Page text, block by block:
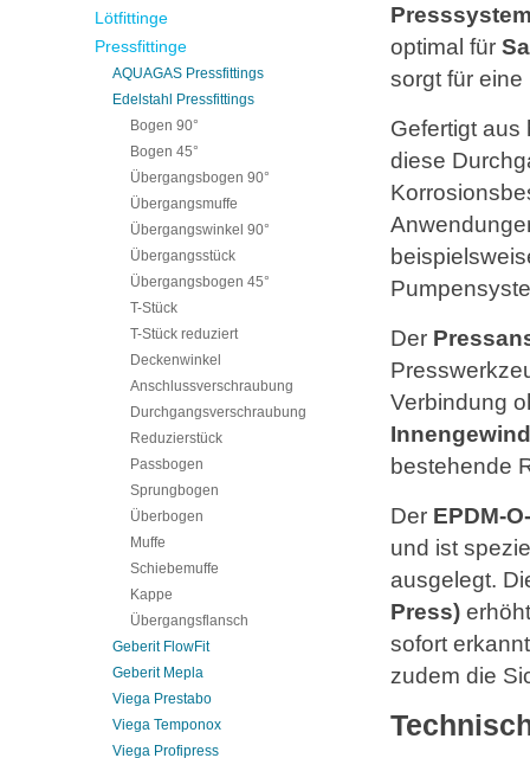
optimal für
sorgt für
Gefertigt
diese
Der
Verbindung
bestehende
Der EPDM-
und ist
ausgelegt.
Press)
sofort
zudem die
Lötfittinge
Pressfittinge
AQUAGAS Pressfittings
Edelstahl Pressfittings
Bogen 90°
Bogen 45°
Übergangsbogen 90°
Übergangsmuffe
Übergangswinkel 90°
Übergangsstück
Übergangsbogen 45°
T-Stück
T-Stück reduziert
Deckenwinkel
Anschlussverschraubung
Durchgangsverschraubung
Reduzierstück
Passbogen
Sprungbogen
Überbogen
Muffe
Schiebemuffe
Kappe
Übergangsflansch
Geberit FlowFit
Geberit Mepla
Viega Prestabo
Viega Temponox
Viega Profipress